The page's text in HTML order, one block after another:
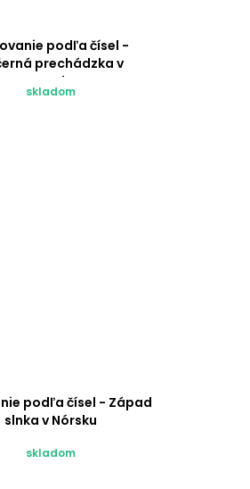
podľa čísel -
prechádzka v
Amsterdame
skladom
podľa čísel - Západ
slnka v Nórsku
skladom